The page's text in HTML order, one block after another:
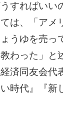
すればいい
は、「アメ
うゆを売
わった」と
済同友会
時代』『新